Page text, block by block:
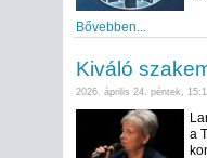
Bővebben...
Kiváló
2026. április 24. péntek,
a